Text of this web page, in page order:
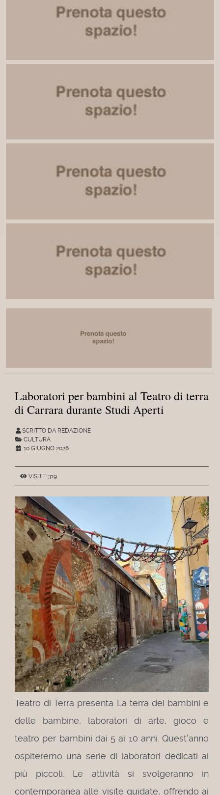
Laboratori per bambini al Teatro di terra
di Carrara durante Studi Aperti
SCRITTO DA REDAZIONE
CULTURA
10 GIUGNO 2026
VISITE: 319
Teatro di Terra presenta La terra dei bambini e
delle bambine, laboratori di arte, gioco e
teatro per bambini dai 5 ai 10 anni. Quest'anno
ospiteremo una serie di laboratori dedicati ai
più piccoli. Le attività si svolgeranno in
contemporanea alle visite guidate, offrendo ai